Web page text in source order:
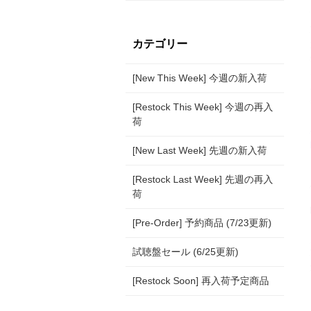
カテゴリー
[New This Week] 今週の新入荷
[Restock This Week] 今週の再入
荷
[New Last Week] 先週の新入荷
[Restock Last Week] 先週の再入
荷
[Pre-Order] 予約商品 (7/23更新)
試聴盤セール (6/25更新)
[Restock Soon] 再入荷予定商品